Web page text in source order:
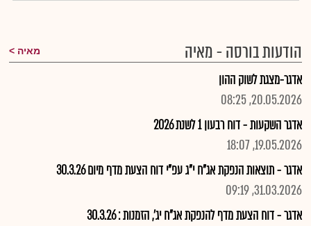
הודעות בורסה - מאיה מאיה
אדגר-מצגת לשוק ההון
20.05.2026, 08:25
אדגר השקעות - דוח רבעון 1 לשנת 2026
19.05.2026, 18:07
אדגר - תוצאות הנפקת אג"ח י"ג עפ"י דוח הצעת מדף מיום 30.3.26
31.03.2026, 09:19
אדגר - דוח הצעת מדף להנפקת אג"ח יג', הזמנות : 30.3.26